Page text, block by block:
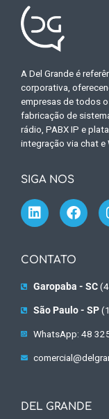
A Del Grande é
corporativa,
empresas de todos
fabricação de
rádio, PABX IP e
integração via chat e
SIGA NOS
CONTATO
Garopaba - SC
São Paulo - SP
WhatsApp: 48
DEL GRANDE